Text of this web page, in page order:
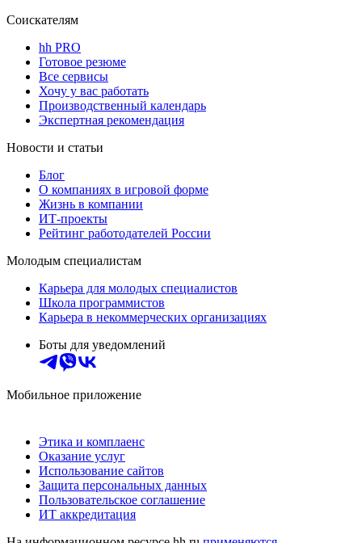
Соискателям
hh PRO
Готовое резюме
Все сервисы
Хочу у вас работать
Производственный календарь
Экспертная рекомендация
Новости и статьи
Блог
О компаниях в игровой форме
Жизнь в компании
ИТ-проекты
Рейтинг работодателей России
Молодым специалистам
Карьера для молодых специалистов
Школа программистов
Карьера в некоммерческих организациях
Боты для уведомлений
Мобильное приложение
Этика и комплаенс
Оказание услуг
Использование сайтов
Защита персональных данных
Пользовательское соглашение
ИТ аккредитация